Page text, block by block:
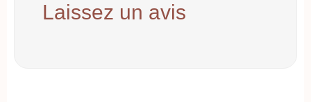
Laissez un avis